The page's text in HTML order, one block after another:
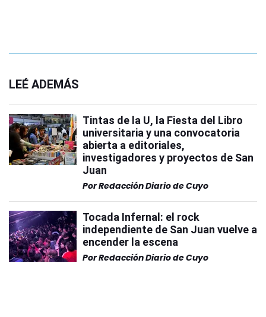
LEÉ ADEMÁS
Tintas de la U, la Fiesta del Libro
universitaria y una convocatoria
abierta a editoriales,
investigadores y proyectos de San
Juan
PorRedacción Diario de Cuyo
Tocada Infernal: el rock
independiente de San Juan vuelve a
encender la escena
PorRedacción Diario de Cuyo